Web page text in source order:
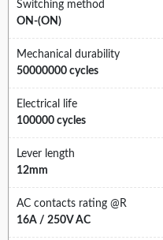
Switching method
ON-(ON)
Mechanical durability
50000000 cycles
Electrical life
100000 cycles
Lever length
12mm
AC contacts rating @R
16A / 250V AC